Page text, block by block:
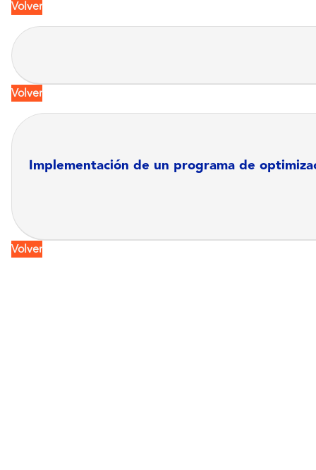
Volver
Volver
Implementación de un programa de
Volver